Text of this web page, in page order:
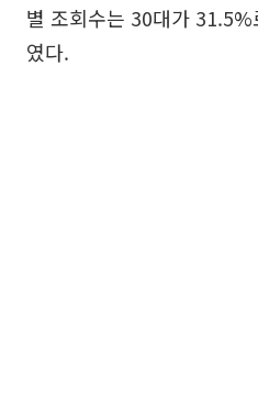
별 조회수는 30대가
였다.